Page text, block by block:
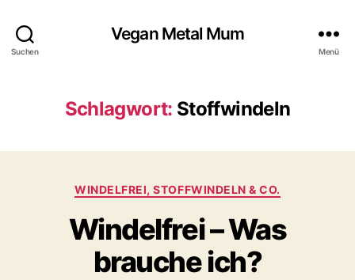
Suchen
Vegan Metal Mum
Menü
Schlagwort: Stoffwindeln
Kategorien
WINDELFREI, STOFFWINDELN & CO.
Windelfrei – Was
brauche ich?